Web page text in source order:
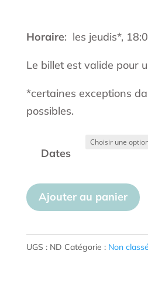
Horaire: les jeudis*,
Le billet est valide pour
*certaines exceptions
possibles.
Dates
quantité
de
prénataux
Ajouter au panier
UGS : ND Catégorie : Non classé